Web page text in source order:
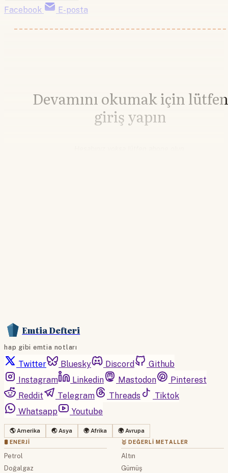
Facebook
E-posta
Devamını okumak için lütfen
giriş yapın
Emtia Defteri
hap gibi emtia notları
Twitter Bluesky Discord
Github
Instagram
Linkedin Mastodon
Pinterest
Reddit
Telegram Threads
Tiktok
Whatsapp
Youtube
🌎 Amerika 🌏 Asya 🌍 Afrika 🌍 Avrupa
🛢 ENERJI
Petrol
Doğalgaz
🥇 DEĞERLI METALLER
Altın
Gümüş